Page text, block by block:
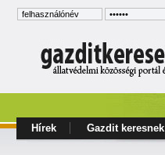
Hírek Gazdit keresnek